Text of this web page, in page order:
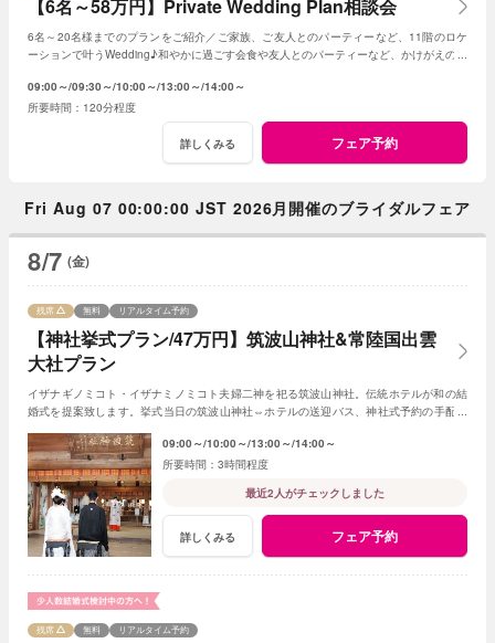
【6名～58万円】Private Wedding Plan相談会
6名～20名様までのプランをご紹介／ご家族、ご友人とのパーティーなど、11階のロケ
ーションで叶うWedding♪和やかに過ごす会食や友人とのパーティーなど、かけがえのな
09:00～ 09:30～ 10:00～ 13:00～ 14:00～
120分程度
詳しくみる フェア予約
Fri Aug 07 00:00:00 JST 2026月開催のブライダルフェア
8/7 (金)
【神社挙式プラン/47万円】筑波山神社&常陸国出雲
大社プラン
残席 無料 リアルタイム予約
イザナギノミコト・イザナミノミコト夫婦二神を祀る筑波山神社。伝統ホテルが和の結
婚式を提案致します。挙式当日の筑波山神社⇔ホテルの送迎バス、神社式予約の手配も
09:00～ 10:00～ 13:00～ 14:00～
3時間程度
最近2人がチェックしました
詳しくみる フェア予約
残席 無料 リアルタイム予約